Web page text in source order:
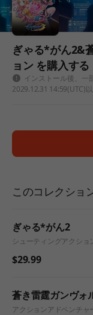
ぎゃる*がん2&
ョン を購入する
インストール後、一
2029.12.31 14:59(UTC)
このコレクショ
ぎゃる*がん2
シューティングアクショ
$29.99
蒼き雷霆ガンヴォ
アクションアドベンチャ